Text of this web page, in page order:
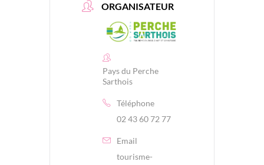
ORGANISATEUR
Pays du Perche
Sarthois
Téléphone
02 43 60 72 77
Email
tourisme-